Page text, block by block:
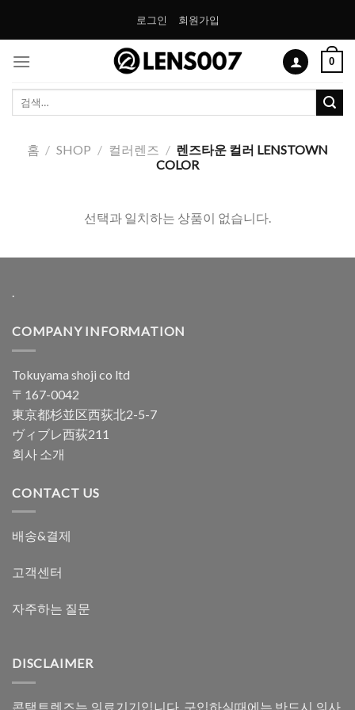
로그인 회원가입
0
색:
홈 / SHOP / 컬러렌즈 / 렌즈타운 컬러 LENSTOWN
COLOR
선택과 일치하는 상품이 없습니다.
.
COMPANY INFORMATION
Tokuyama shoji co ltd
〒167-0042
東京都杉並区西荻北2-5-7
ヴィブレ西荻211
회사 소개
CONTACT US
배송&결제
고객센터
자주하는 질문
DISCLAIMER
콘택트렌즈는 의료기기입니다. 구입하실때에는 반드시 의사